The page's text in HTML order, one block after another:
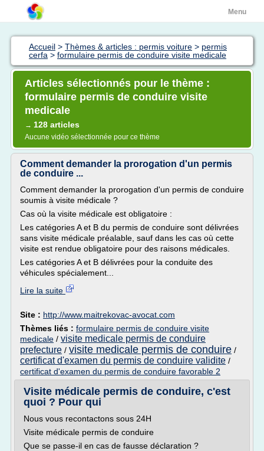
Menu
Accueil > Thèmes & articles : permis voiture > permis
cerfa > formulaire permis de conduire visite medicale
Articles sélectionnés pour le thème :
formulaire permis de conduire visite
medicale
→ 128 articles
Aucune vidéo sélectionnée pour ce thème
Comment demander la prorogation d'un permis
de conduire ...
Comment demander la prorogation d'un permis de conduire
soumis à visite médicale ?
Cas où la visite médicale est obligatoire :
Les catégories A et B du permis de conduire sont délivrées
sans visite médicale préalable, sauf dans les cas où cette
visite est rendue obligatoire pour des raisons médicales.
Les catégories A et B délivrées pour la conduite des
véhicules spécialement...
Lire la suite
Site : http://www.maitrekovac-avocat.com
Thèmes liés : formulaire permis de conduire visite
medicale / visite medicale permis de conduire
prefecture / visite medicale permis de conduire /
certificat d'examen du permis de conduire validite /
certificat d'examen du permis de conduire favorable 2
Visite médicale permis de conduire, c'est
quoi ? Pour qui
Nous vous recontactons sous 24H
Visite médicale permis de conduire
Que se passe-il en cas de fausse déclaration ?